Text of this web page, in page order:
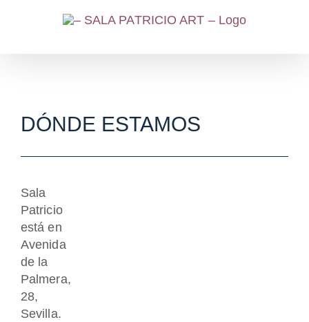
DÓNDE ESTAMOS
Sala
Patricio
está en
Avenida
de la
Palmera,
28,
Sevilla.